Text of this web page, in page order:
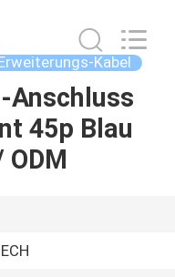
Kabel
Anschluss
45p Blau
ODM